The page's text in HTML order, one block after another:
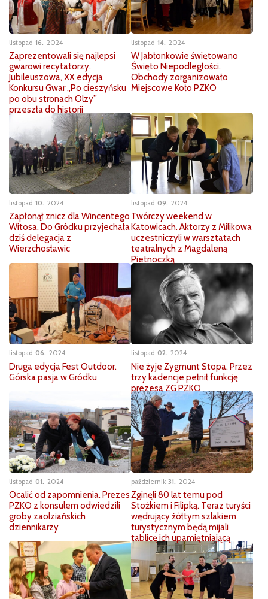
listopad 16 2024
Zaprezentowali się najlepsi
gwarowi recytatorzy.
Jubileuszowa, XX edycja
Konkursu Gwar „Po cieszyńsku
po obu stronach Olzy”
przeszła do historii
listopad 14 2024
W Jabłonkowie świętowano
Święto Niepodległości.
Obchody zorganizowało
Miejscowe Koło PZKO
listopad 10 2024
Zapłonął znicz dla Wincentego
Witosa. Do Gródku przyjechała
dziś delegacja z
Wierzchosławic
listopad 09 2024
Twórczy weekend w
Katowicach. Aktorzy z Milikowa
uczestniczyli w warsztatach
teatralnych z Magdaleną
Pietnoczką
listopad 06 2024
Druga edycja Fest Outdoor.
Górska pasja w Gródku
listopad 02 2024
Nie żyje Zygmunt Stopa. Przez
trzy kadencje pełnił funkcję
prezesa ZG PZKO
listopad 01 2024
Ocalić od zapomnienia. Prezes
PZKO z konsulem odwiedzili
groby zaolziańskich
dziennikarzy
październik 31 2024
Zginęli 80 lat temu pod
Stożkiem i Filipką. Teraz turyści
wędrujący żółtym szlakiem
turystycznym będą mijali
tablicę ich upamiętniającą